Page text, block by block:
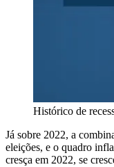
Histórico de
Já sobre 2022, a
eleições, e o quadro
cresça em 2022, se